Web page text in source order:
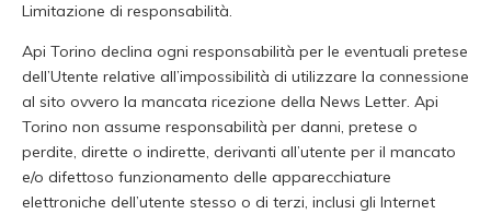
Limitazione di responsabilità.
Api Torino declina ogni responsabilità per le eventuali pretese
dell’Utente relative all’impossibilità di utilizzare la connessione
al sito ovvero la mancata ricezione della News Letter. Api
Torino non assume responsabilità per danni, pretese o
perdite, dirette o indirette, derivanti all’utente per il mancato
e/o difettoso funzionamento delle apparecchiature
elettroniche dell’utente stesso o di terzi, inclusi gli Internet